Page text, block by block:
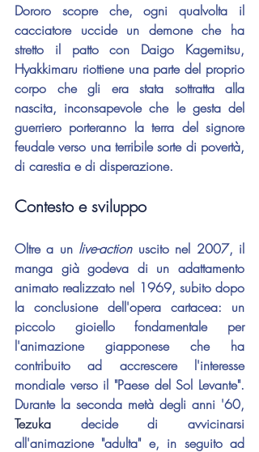
Dororo scopre che, ogni qualvolta il
cacciatore uccide un demone che ha
stretto il patto con Daigo Kagemitsu,
Hyakkimaru riottiene una parte del proprio
corpo che gli era stata sottratta alla
nascita, inconsapevole che le gesta del
guerriero porteranno la terra del signore
feudale verso una terribile sorte di povertà,
di carestia e di disperazione.
Contesto e sviluppo
Oltre a un live-action uscito nel 2007, il
manga già godeva di un adattamento
animato realizzato nel 1969, subito dopo
la conclusione dell'opera cartacea: un
piccolo gioiello fondamentale per
l'animazione giapponese che ha
contribuito ad accrescere l'interesse
mondiale verso il "Paese del Sol Levante".
Tezuka decide di avvicinarsi